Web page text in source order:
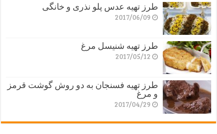
طرز تهیه عدس پلو نذری و خانگی
2017/06/09
طرز تهیه شنیسل مرغ
2017/05/12
طرز تهیه فسنجان به دو روش گوشت قرمز
و مرغ
2017/04/29